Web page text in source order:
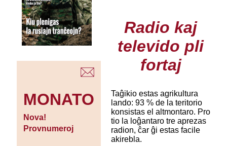
MONATO
Nova!
Provnumeroj
Radio kaj
televido pli
fortaj
Taĝikio estas agrikultura
lando: 93 % de la teritorio
konsistas el altmontaro. Pro
tio la loĝantaro tre aprezas
radion, ĉar ĝi estas facile
akirebla.